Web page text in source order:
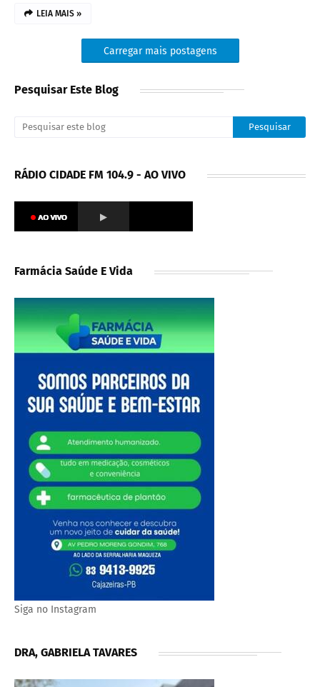
LEIA MAIS »
Carregar mais postagens
Pesquisar Este Blog
RÁDIO CIDADE FM 104.9 - AO VIVO
Farmácia Saúde E Vida
Siga no Instagram
DRA, GABRIELA TAVARES